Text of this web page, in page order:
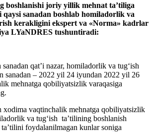
boshlanishi joriy yillik mehnat ta’tiliga
qaysi sanadan boshlab homiladorlik va
kerakligini ekspert va «Norma» kadrlar
LYaNDRES tushuntiradi:
qat’i nazar, homiladorlik va tugʻish
sanadan – 2022 yil 24 iyundan 2022 yil 26
mehnatga qobiliyatsizlik varaqasiga
хodima vaqtinchalik mehnatga qobiliyatsizlik
va tugʻish ta’tilining boshlanish
foydalanilmagan kunlar soniga